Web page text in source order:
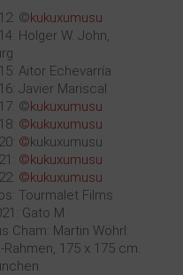
©kukuxumusu
Holger W. John,
Aitor Echevarría
Javier Mariscal
©kukuxumusu
©kukuxumusu
©kukuxumusu
©kukuxumusu
©kukuxumusu
Tourmalet Films
Gato M
Cham: Martin Wöhrl:
175 x 175 cm.